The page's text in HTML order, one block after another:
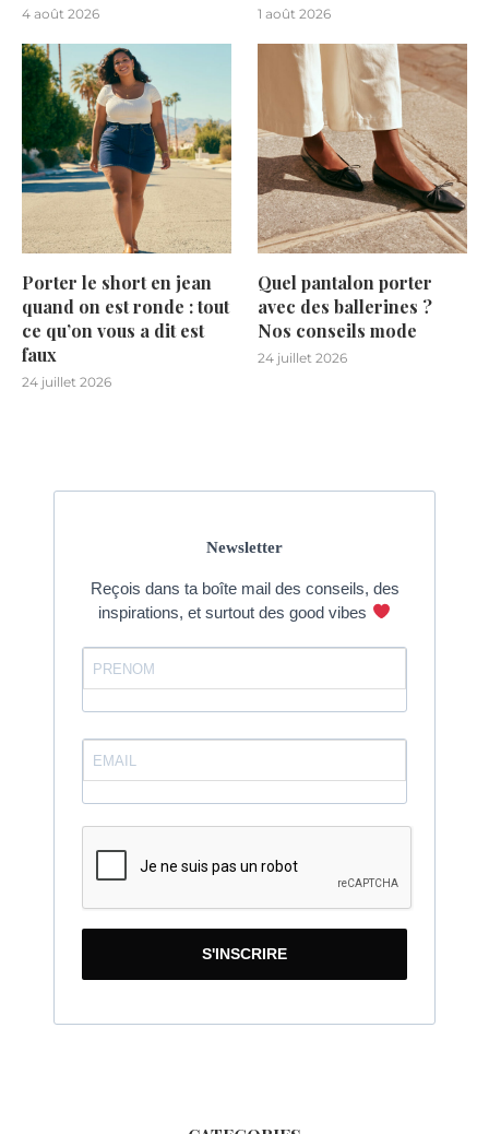
4 août 2026 1 août 2026
Porter le short en jean
quand on est ronde : tout
ce qu’on vous a dit est
faux
24 juillet 2026
Quel pantalon porter
avec des ballerines ?
Nos conseils mode
24 juillet 2026
Newsletter
Reçois dans ta boîte mail des conseils, des
inspirations, et surtout des good vibes
S'INSCRIRE